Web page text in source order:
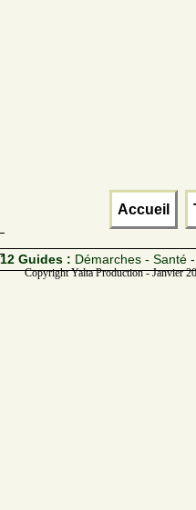
Accueil
12 Guides : Démarches - Santé
Copyright Yalta Production - Janvier